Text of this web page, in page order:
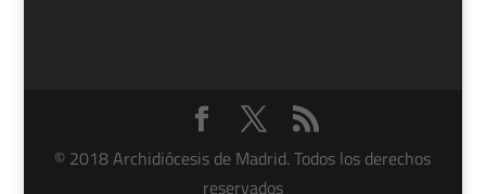
© 2018 Archidiócesis de Madrid. Todos los derechos
reservados